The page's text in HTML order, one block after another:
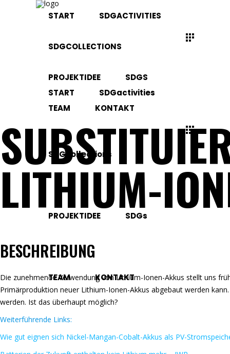
START SDGactivities
SDGcollections
PROJEKTIDEE SDGs
TEAM KONTAKT
START SDGACTIVITIES
SDGCOLLECTIONS
PROJEKTIDEE SDGS
TEAM KONTAKT
LITHIUM-
BESCHREIBUNG
Die zunehmende Verwendung von Lithium-Ionen-Akkus stellt uns
Primärproduktion neuer Lithium-Ionen-Akkus abgebaut werden
werden. Ist das überhaupt möglich?
Weiterführende Links:
Wie gut eignen sich Nickel-Mangan-Cobalt-Akkus als PV-